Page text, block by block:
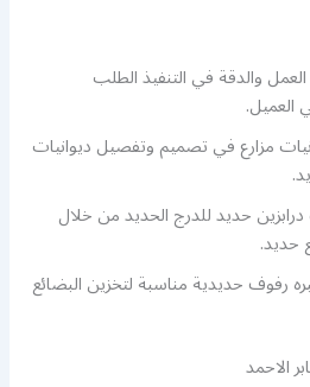
العمل والدقة في التنفيذ الطلب
العميل.
مزارع في تصميم وتفصيل ديوانيات
حديد للدرج الحديد من خلال
حديد.
رفوف حديدية مناسبة لتخزين البضائع
الاحمد